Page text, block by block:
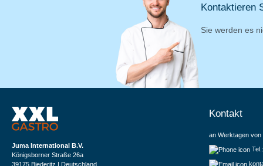
Kontaktieren
Sie werden es
Juma International B.V.
Königsborner Straße 26a
39175 Biederitz | Deutschland
Kontakt
an Werktagen